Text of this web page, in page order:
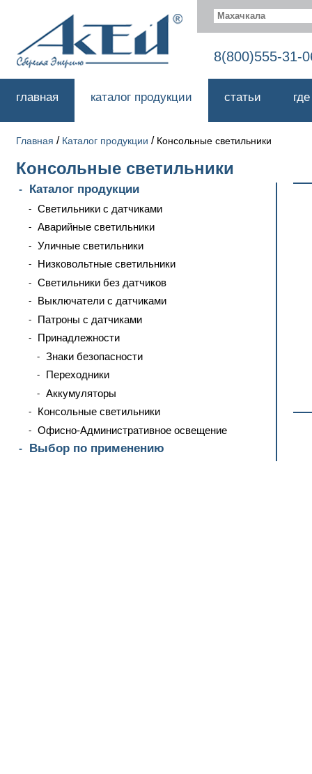
Махачкала
8(800)555-31-
главная каталог продукции статьи
Главная / Каталог продукции / Консольные светильники
Консольные светильники
Каталог продукции
Светильники с датчиками
Аварийные светильники
Уличные светильники
Низковольтные светильники
Светильники без датчиков
Выключатели с датчиками
Патроны с датчиками
Принадлежности
Знаки безопасности
Переходники
Аккумуляторы
Консольные светильники
Офисно-Административное освещение
Выбор по применению